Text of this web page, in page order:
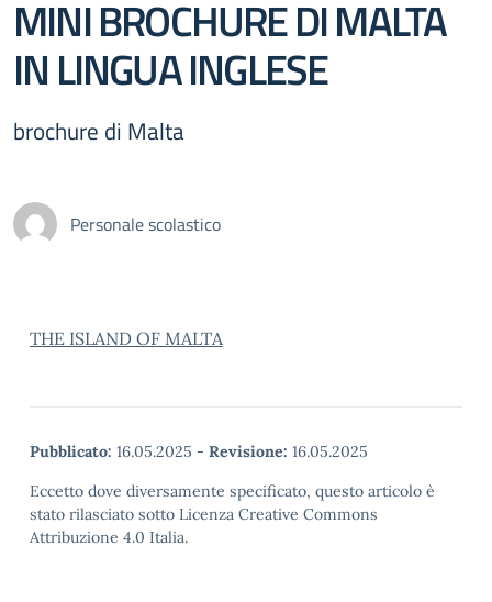
MINI BROCHURE DI MALTA
IN LINGUA INGLESE
brochure di Malta
Personale scolastico
THE ISLAND OF MALTA
Pubblicato: 16.05.2025 - Revisione: 16.05.2025
Eccetto dove diversamente specificato, questo articolo è
stato rilasciato sotto Licenza Creative Commons
Attribuzione 4.0 Italia.